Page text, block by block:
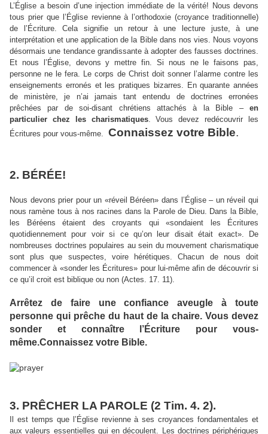
L’Église a besoin d’une injection immédiate de la vérité! Nous devons
tous prier que l’Église revienne à l’orthodoxie (croyance traditionnelle)
de l’Écriture. Cela signifie un retour à une lecture juste, à une
interprétation et une application de la Bible dans nos vies. Nous voyons
désormais une tendance grandissante à adopter des fausses doctrines.
Et nous l’Église, devons y mettre fin. Si nous ne le faisons pas,
personne ne le fera. Le corps de Christ doit sonner l’alarme contre les
enseignements erronés et les pratiques bizarres. En quarante années
de ministère, je n’ai jamais tant entendu de doctrines erronées
prêchées par de soi-disant chrétiens attachés à la Bible – en
particulier chez les charismatiques. Vous devez redécouvrir les
Écritures pour vous-même. Connaissez votre Bible.
2. BÉRÉE!
Nous devons prier pour un «réveil Béréen» dans l’Église – un réveil qui
nous ramène tous à nos racines dans la Parole de Dieu. Dans la Bible,
les Béréens étaient des croyants qui «sondaient les Écritures
quotidiennement pour voir si ce qu’on leur disait était exact». De
nombreuses doctrines populaires au sein du mouvement charismatique
sont plus que suspectes, voire hérétiques. Chacun de nous doit
commencer à «sonder les Écritures» pour lui-même afin de découvrir si
ce qu’il croit est biblique ou non (Actes. 17. 11).
Arrêtez de faire une confiance aveugle à toute
personne qui prêche du haut de la chaire. Vous devez
sonder et connaître l’Écriture pour vous-
même.Connaissez votre Bible.
3. PRÊCHER LA PAROLE (2 Tim. 4. 2).
Il est temps que l’Église revienne à ses croyances fondamentales et
aux valeurs essentielles qui en découlent. Les doctrines périphériques